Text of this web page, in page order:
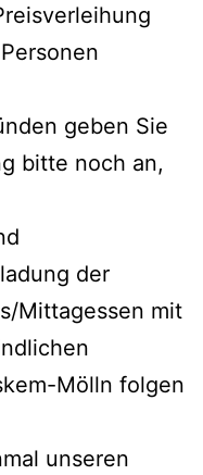
geben Sie
bitte noch an,
der
Mittagessen mit
Mölln folgen
unseren